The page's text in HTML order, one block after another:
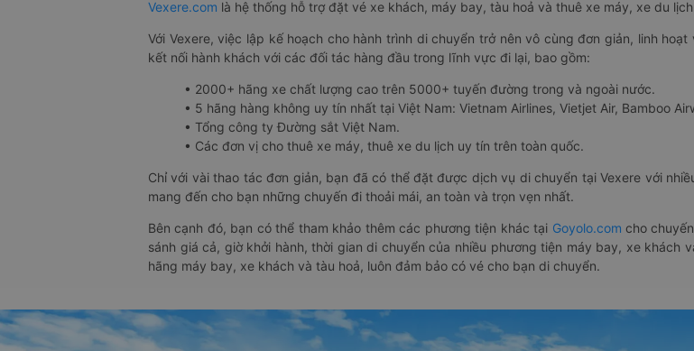
Vexere.com là hệ thống hỗ trợ đặt vé xe khách, máy bay, tàu hoả và thuê xe máy, xe du
Với Vexere, việc lập kế hoạch cho hành trình di chuyển trở nên vô cùng đơn giản, linh
kết nối hành khách với các đối tác hàng đầu trong lĩnh vực đi lại, bao gồm:
• 2000+ hãng xe chất lượng cao trên 5000+ tuyến đường trong và ngoài nước.
• 5 hãng hàng không uy tín nhất tại Việt Nam: Vietnam Airlines, Vietjet Air, Bamboo
• Tổng công ty Đường sắt Việt Nam.
• Các đơn vị cho thuê xe máy, thuê xe du lịch uy tín trên toàn quốc.
Chỉ với vài thao tác đơn giản, bạn đã có thể đặt được dịch vụ di chuyển tại Vexere với
mang đến cho bạn những chuyến đi thoải mái, an toàn và trọn vẹn nhất.
Bên cạnh đó, bạn có thể tham khảo thêm các phương tiện khác tại Goyolo.com cho
sánh giá cả, giờ khởi hành, thời gian di chuyển của nhiều phương tiện máy bay, xe
hãng máy bay, xe khách và tàu hoả, luôn đảm bảo có vé cho bạn di chuyển.